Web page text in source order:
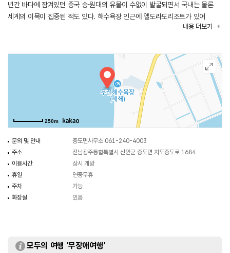
년간 바다에 잠겨있던 중국 송·원대의 유물이 수없이 발굴되면서 국내는 물론
세계의 이목이 집중된 적도 있다. 해수욕장 인근에 엘도라도리조트가 있어
편리하게 숙박을 할 수 있다. 또한, 리조트 옆으로 증도갯벌생태전시관도 위치해
내용 더보기
250m
문의 및 안내
증도면사무소 061-240-4003
주소
전남광주통합특별시 신안군 증도면 지도증도로 1684
이용시간
상시 개방
휴일
연중무휴
주차
가능
화장실
있음
모두의 여행 '무장애여행'